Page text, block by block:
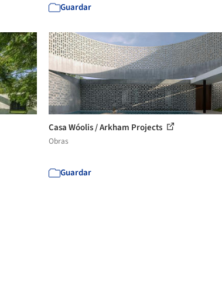
Guardar
Casa Wóolis / Arkham Projects
Obras
Guardar